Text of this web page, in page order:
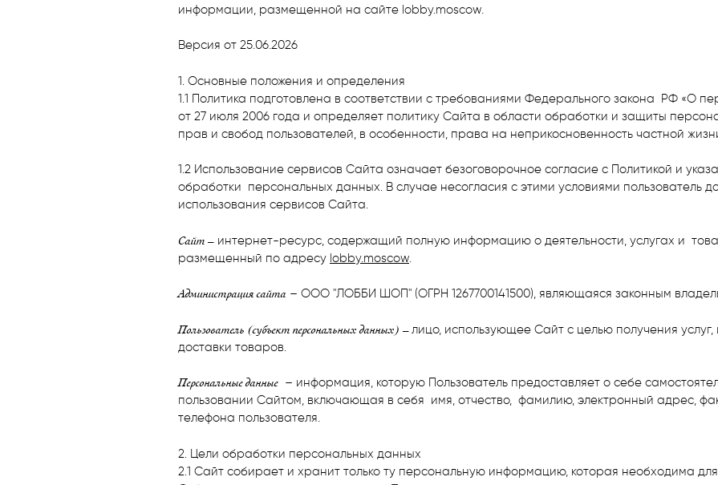
информации, размещенной на сайте lobby.moscow.
Версия от 25.06.2026
1. Основные положения и определения
1.1 Политика подготовлена в соответствии с требованиями Федерального закона РФ «О
от 27 июля 2006 года и определяет политику Сайта в области обработки и защиты
прав и свобод пользователей, в особенности, права на неприкосновенность частной
1.2 Использование сервисов Сайта означает безоговорочное согласие с Политикой и
обработки персональных данных. В случае несогласия с этими условиями пользователь
использования сервисов Сайта.
Сайт – интернет-ресурс, содержащий полную информацию о деятельности, услугах и
размещенный по адресу lobby.moscow
Администрация сайта – ООО "ЛОББИ ШОП" (ОГРН 1267700141500), являющаяся законным
Пользователь (субъект персональных данных) – лицо, использующее Сайт с целью получения
доставки товаров.
Персональные данные – информация, которую Пользователь предоставляет о себе
пользовании Сайтом, включающая в себя имя, отчество, фамилию, электронный адрес,
телефона пользователя.
2. Цели обработки персональных данных
2.1 Сайт собирает и хранит только ту персональную информацию, которая необходима